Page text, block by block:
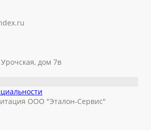
дом 7в
ООО "Эталон-Сервис"